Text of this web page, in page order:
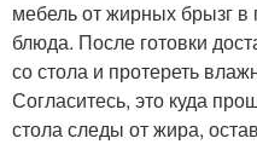
мебель от жирных брызг в
блюда. После готовки
со стола и протереть
Согласитесь, это куда
стола следы от жира,